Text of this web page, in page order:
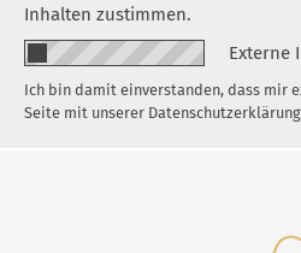
Inhalten zustimmen.
Externe
Ich bin damit einverstanden, dass mir
Seite mit unserer